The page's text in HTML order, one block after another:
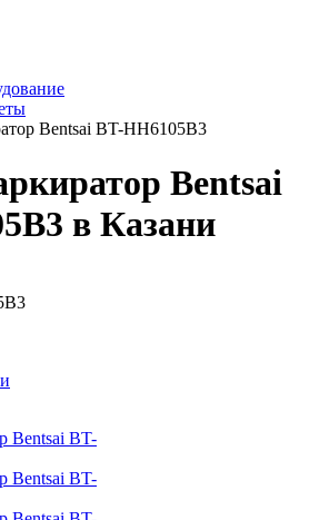
Bentsai BT-HH6105B3
Bentsai
в Казани